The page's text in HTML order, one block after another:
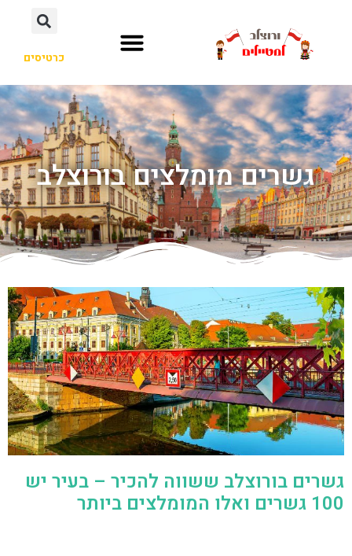
כרטיסים
גשרים מומלצים בורוצלב
גשרים בורוצלב ששווה להכיר – בעיר יש
100 גשרים ואלו המומלצים ביותר